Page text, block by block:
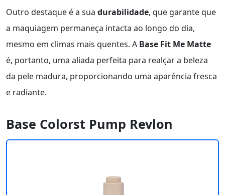
Outro destaque é a sua durabilidade, que garante que
a maquiagem permaneça intacta ao longo do dia,
mesmo em climas mais quentes. A Base Fit Me Matte
é, portanto, uma aliada perfeita para realçar a beleza
da pele madura, proporcionando uma aparência fresca
e radiante.
Base Colorst Pump Revlon